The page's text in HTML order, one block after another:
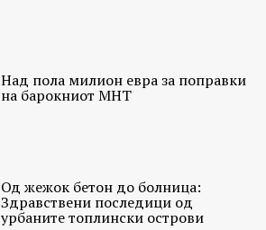
Над пола милион евра за поправки
на барокниот МНТ
Од жежок бетон до болница:
Здравствени последици од
урбаните топлински острови